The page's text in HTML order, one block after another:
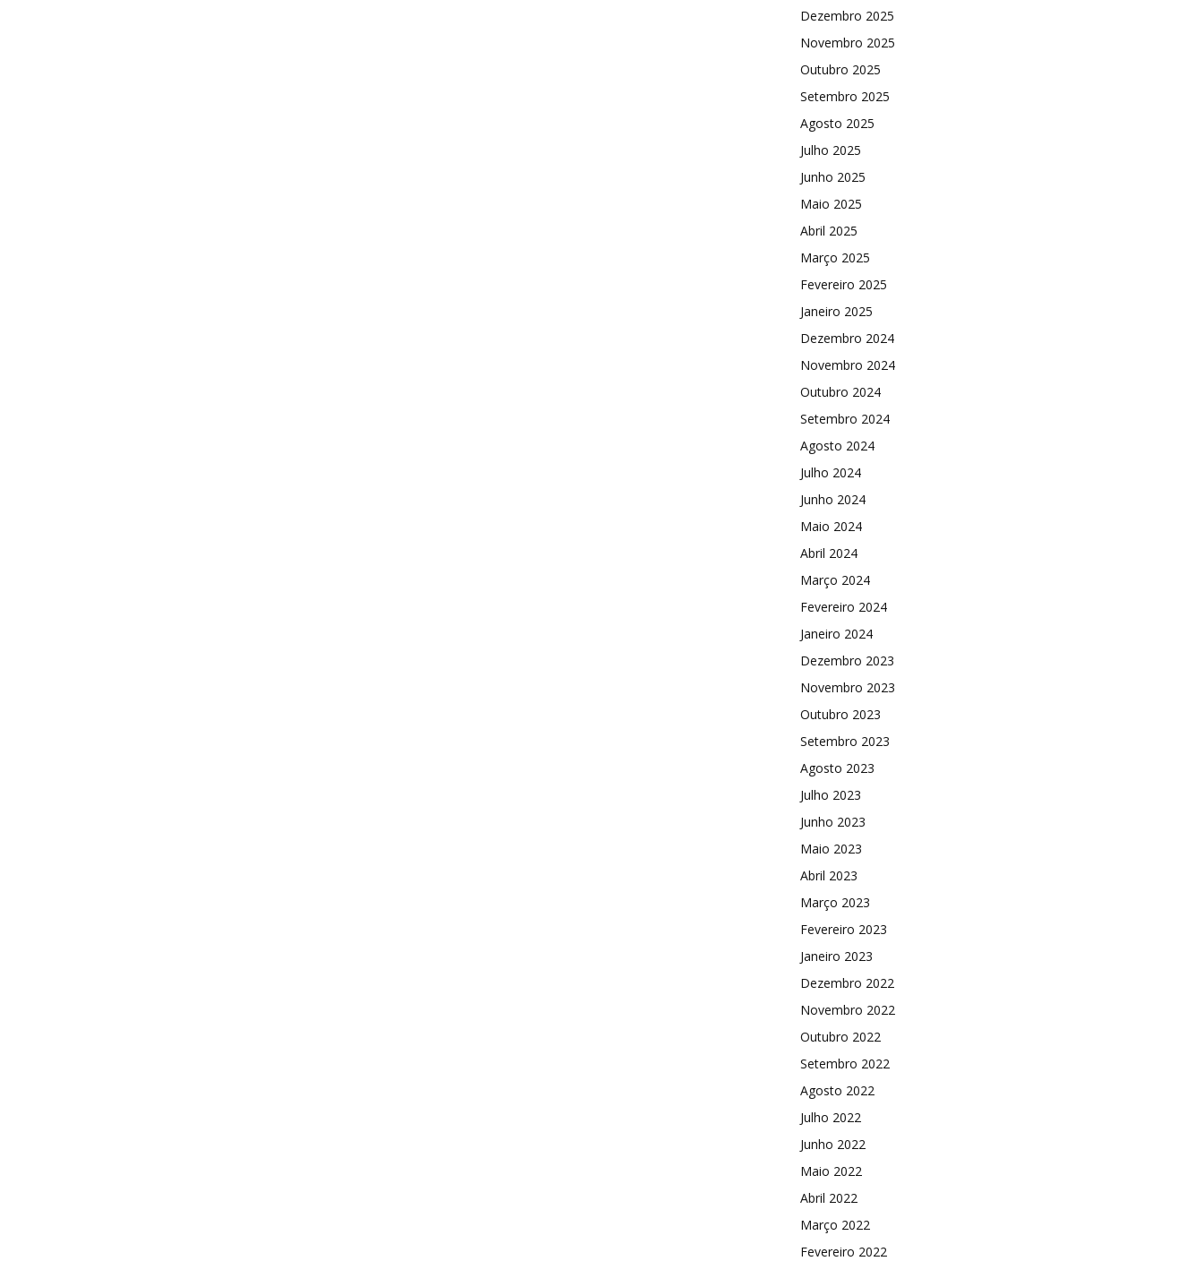
Dezembro 2025
Novembro 2025
Outubro 2025
Setembro 2025
Agosto 2025
Julho 2025
Junho 2025
Maio 2025
Abril 2025
Março 2025
Fevereiro 2025
Janeiro 2025
Dezembro 2024
Novembro 2024
Outubro 2024
Setembro 2024
Agosto 2024
Julho 2024
Junho 2024
Maio 2024
Abril 2024
Março 2024
Fevereiro 2024
Janeiro 2024
Dezembro 2023
Novembro 2023
Outubro 2023
Setembro 2023
Agosto 2023
Julho 2023
Junho 2023
Maio 2023
Abril 2023
Março 2023
Fevereiro 2023
Janeiro 2023
Dezembro 2022
Novembro 2022
Outubro 2022
Setembro 2022
Agosto 2022
Julho 2022
Junho 2022
Maio 2022
Abril 2022
Março 2022
Fevereiro 2022